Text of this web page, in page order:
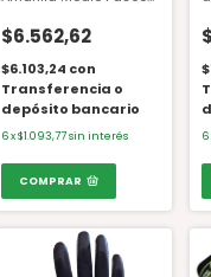
GV05
$6.562,62
$6.103,24 con
Transferencia o
depósito bancario
6x$1.093,77sin interés
COMPRAR
6